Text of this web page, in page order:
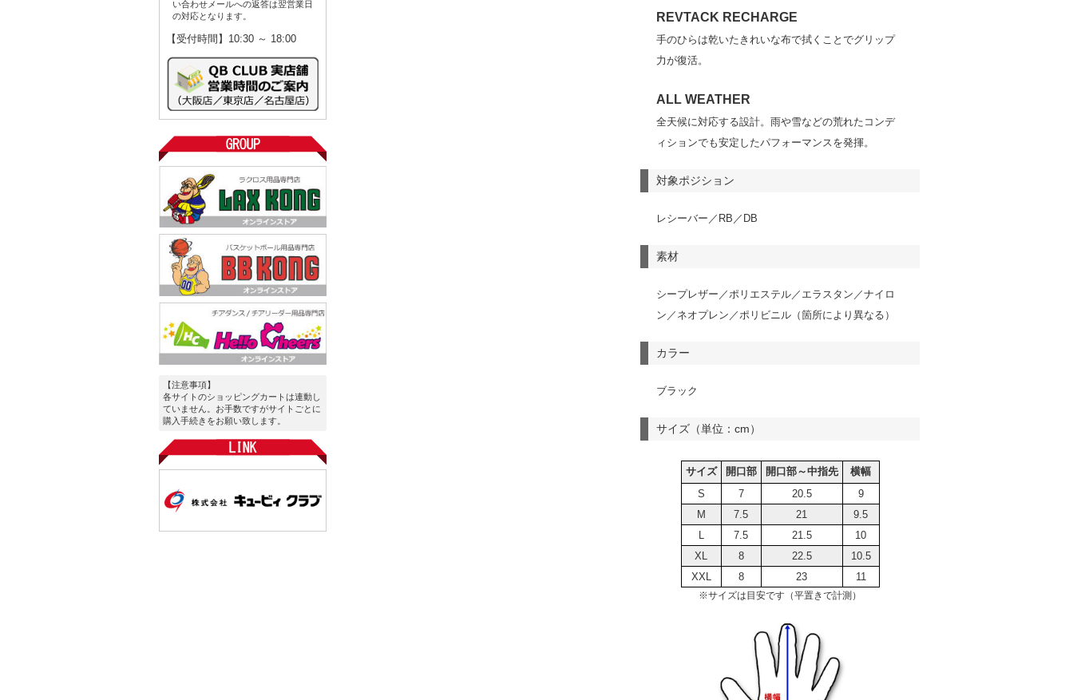
い合わせメールへの返答は翌営業日
の対応となります。
【受付時間】10:30 ～ 18:00
【注意事項】
各サイトのショッピングカートは連動し
ていません。お手数ですがサイトごとに
購入手続きをお願い致します。
REVTACK RECHARGE
手のひらは乾いたきれいな布で拭くことでグリップ
力が復活。
ALL WEATHER
全天候に対応する設計。雨や雪などの荒れたコンデ
ィションでも安定したパフォーマンスを発揮。
対象ポジション
レシーバー／RB／DB
素材
シープレザー／ポリエステル／エラスタン／ナイロ
ン／ネオプレン／ポリビニル（箇所により異なる）
カラー
ブラック
サイズ（単位：cm）
サイズ 開口部 開口部～中指先
横幅
S
7 20.5
9
M
7.5 21
9.5
L
7.5 21.5
10
XL
8 22.5
10.5
XXL
8 23 11
※サイズは目安です（平置きで計測）